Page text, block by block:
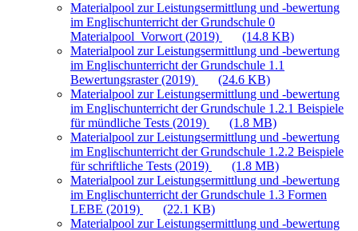
Materialpool zur Leistungsermittlung und -bewertung
im Englischunterricht der Grundschule 0
Materialpool_Vorwort (2019)
(14.8 KB)
Materialpool zur Leistungsermittlung und -bewertung
im Englischunterricht der Grundschule 1.1
Bewertungsraster (2019)
(24.6 KB)
Materialpool zur Leistungsermittlung und -bewertung
im Englischunterricht der Grundschule 1.2.1 Beispiele
für mündliche Tests (2019)
(1.8 MB)
Materialpool zur Leistungsermittlung und -bewertung
im Englischunterricht der Grundschule 1.2.2 Beispiele
für schriftliche Tests (2019)
(1.8 MB)
Materialpool zur Leistungsermittlung und -bewertung
im Englischunterricht der Grundschule 1.3 Formen
LEBE (2019)
(22.1 KB)
Materialpool zur Leistungsermittlung und -bewertung